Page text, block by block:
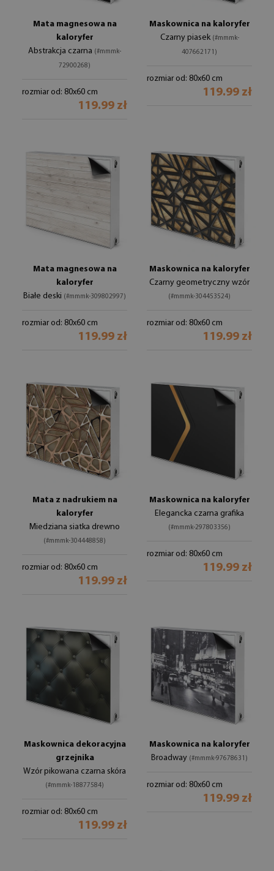
Mata magnesowa na
kaloryfer
Abstrakcja czarna (#mmmk-
72900268)
rozmiar od: 80x60 cm
119.99 zł
Maskownica na kaloryfer
Czarny piasek (#mmmk-
407662171)
rozmiar od: 80x60 cm
119.99 zł
Mata magnesowa na
kaloryfer
Białe deski (#mmmk-309802997)
rozmiar od: 80x60 cm
119.99 zł
Maskownica na kaloryfer
Czarny geometryczny wzór
(#mmmk-304453524)
rozmiar od: 80x60 cm
119.99 zł
Mata z nadrukiem na
kaloryfer
Miedziana siatka drewno
(#mmmk-304448858)
rozmiar od: 80x60 cm
119.99 zł
Maskownica na kaloryfer
Elegancka czarna grafika
(#mmmk-297803356)
rozmiar od: 80x60 cm
119.99 zł
Maskownica dekoracyjna
grzejnika
Wzór pikowana czarna skóra
(#mmmk-18877584)
rozmiar od: 80x60 cm
119.99 zł
Maskownica na kaloryfer
Broadway (#mmmk-97678631)
rozmiar od: 80x60 cm
119.99 zł